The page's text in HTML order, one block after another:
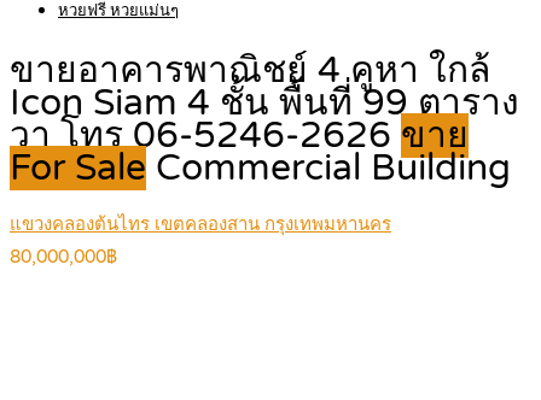
หวยฟรี หวยแม่นๆ
ขายอาคารพาณิชย์ 4 คูหา ใกล้
Icon Siam 4 ชั้น พื้นที่ 99 ตาราง
วา โทร 06-5246-2626 ขาย
For Sale Commercial Building
แขวงคลองต้นไทร เขตคลองสาน กรุงเทพมหานคร
80,000,000฿